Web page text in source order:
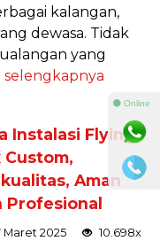
kalangan,
dewasa. Tidak
yang
selengkapnya
Instalasi Flying
Custom,
Aman
Profesional
Maret 2025
10.698x
⚫ Online